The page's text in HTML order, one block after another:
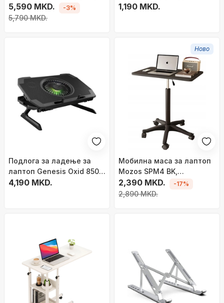
5,590 MKD.
5,790 MKD.
-3%
MT2660, вентилатор со
1,190 MKD.
Подлога за ладење за
лаптоп Genesis Oxid 850
RGB NHG-1858, 17.3\", 5
4,190 MKD.
Ново
Мобилна маса за лаптоп
Mozos SPM4 BK,
прилагодлива висина, со
тркала, црна
2,390 MKD.
2,890 MKD.
-17%